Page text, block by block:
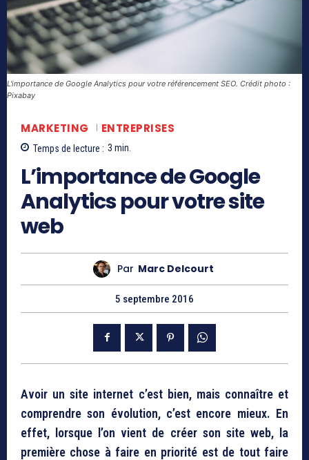
L'importance de Google Analytics pour votre référencement SEO. Crédit photo :
Pixabay
MARKETING ENTREPRISES
Temps de lecture : 3 min.
L’importance de Google
Analytics pour votre site
web
Par Marc Delcourt
5 septembre 2016
Avoir un site internet c’est bien, mais connaître et
comprendre son évolution, c’est encore mieux. En
effet, lorsque l’on vient de créer son site web, la
première chose à faire en priorité est de tout faire